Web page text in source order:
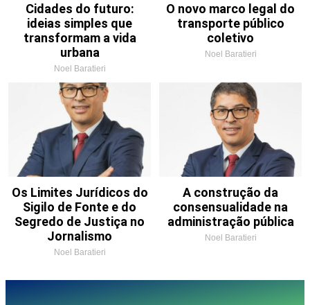
Cidades do futuro:
ideias simples que
transformam a vida
urbana
Noel Baratieri
O novo marco legal do
transporte público
coletivo
Noel Baratieri
Os Limites Jurídicos do
Sigilo de Fonte e do
Segredo de Justiça no
Jornalismo
Noel Baratieri
A construção da
consensualidade na
administração pública
Noel Baratieri